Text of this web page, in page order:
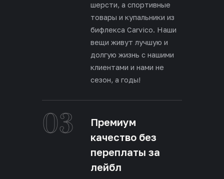
шерсти, а спортивные
товары и купальники из
бифлекса Carvico. Наши
вещи живут лучшую и
долгую жизнь с нашими
клиентами и нами не
сезон, а годы!
03
Премиум
качество без
переплаты за
лейбл